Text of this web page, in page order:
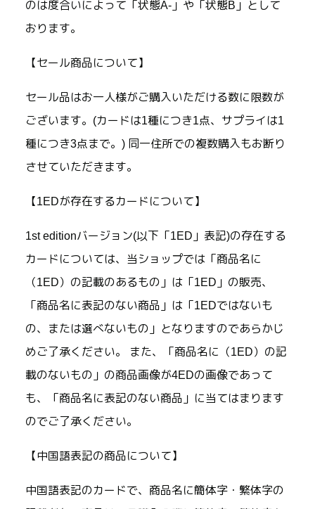
のは度合いによって「状態A-」や「状態B」として
おります。
【セール商品について】
セール品はお一人様がご購入いただける数に限数が
ございます。(カードは1種につき1点、サプライは1
種につき3点まで。) 同一住所での複数購入もお断り
させていただきます。
【1EDが存在するカードについて】
1st editionバージョン(以下「1ED」表記)の存在する
カードについては、当ショップでは「商品名に
（1ED）の記載のあるもの」は「1ED」の販売、
「商品名に表記のない商品」は「1EDではないも
の、または選べないもの」となりますのであらかじ
めご了承ください。 また、「商品名に（1ED）の記
載のないもの」の商品画像が4EDの画像であって
も、「商品名に表記のない商品」に当てはまります
のでご了承ください。
【中国語表記の商品について】
中国語表記のカードで、商品名に簡体字・繁体字の